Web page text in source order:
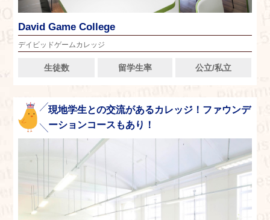
David Game College
デイビッドゲームカレッジ
生徒数 留学生率 公立/私立
現地学生との交流があるカレッジ！ファウンデ
ーションコースもあり！